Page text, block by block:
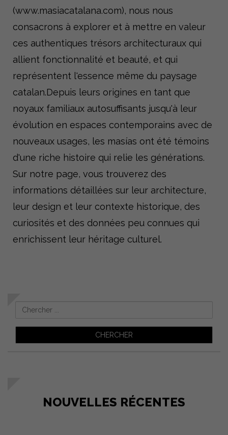
(www.masiacatalana.com), nous nous
consacrons à explorer et à mettre en valeur
ces authentiques trésors architecturaux qui
allient fonctionnalité et beauté, et qui
représentent l'essence même du paysage
catalan.Depuis leurs origines en tant que
noyaux familiaux autosuffisants jusqu'à leur
évolution en espaces contemporains avec de
nouveaux usages, les masías ont été témoins
d'une riche histoire qui relie les générations.
Sur notre page, vous trouverez des
informations détaillées sur leur architecture,
leur design et leur contexte historique, des
curiosités et des données peu connues qui
enrichissent leur héritage culturel.
NOUVELLES RÉCENTES